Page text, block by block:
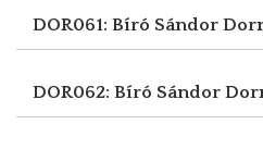
DOR061: Bíró Sándor
DOR062: Bíró Sándor